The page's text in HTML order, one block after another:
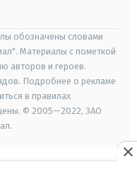
обозначены словами
Материалы с пометкой
авторов и героев.
Подробнее о рекламе
в правилах
© 2005—2022, ЗАО